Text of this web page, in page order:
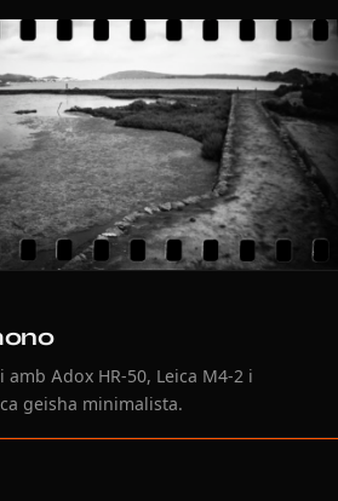
Adox HR-50, Leica M4-2 i
geisha minimalista.